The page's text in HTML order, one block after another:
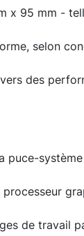
x 95 mm -
selon
des
puce-
de travail